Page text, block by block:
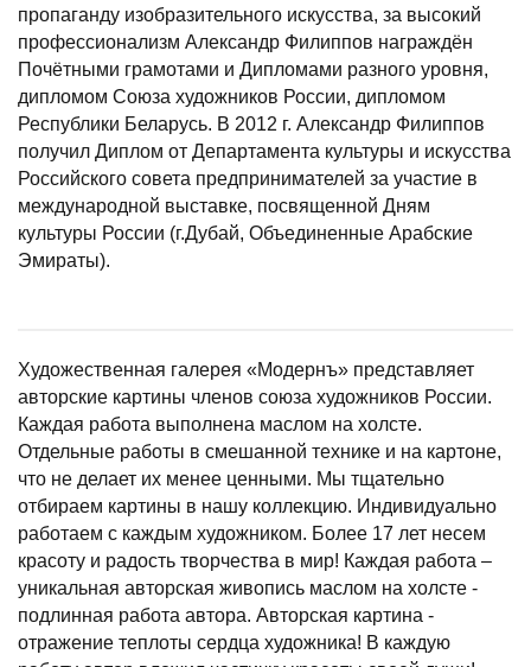
пропаганду изобразительного искусства, за высокий
профессионализм Александр Филиппов награждён
Почётными грамотами и Дипломами разного уровня,
дипломом Союза художников России, дипломом
Республики Беларусь. В 2012 г. Александр Филиппов
получил Диплом от Департамента культуры и искусства
Российского совета предпринимателей за участие в
международной выставке, посвященной Дням
культуры России (г.Дубай, Объединенные Арабские
Эмираты).
Художественная галерея «Модернъ» представляет
авторские картины членов союза художников России.
Каждая работа выполнена маслом на холсте.
Отдельные работы в смешанной технике и на картоне,
что не делает их менее ценными. Мы тщательно
отбираем картины в нашу коллекцию. Индивидуально
работаем с каждым художником. Более 17 лет несем
красоту и радость творчества в мир! Каждая работа –
уникальная авторская живопись маслом на холсте -
подлинная работа автора. Авторская картина -
отражение теплоты сердца художника! В каждую